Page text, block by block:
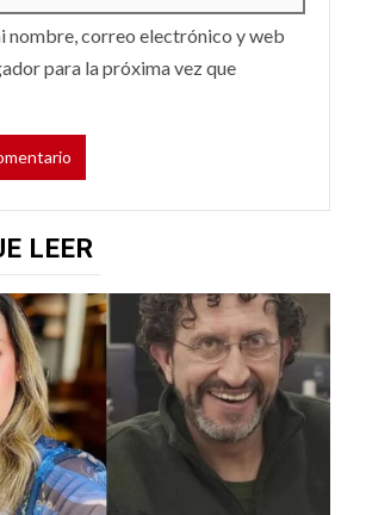
nombre, correo electrónico y web
para la próxima vez que
LEER